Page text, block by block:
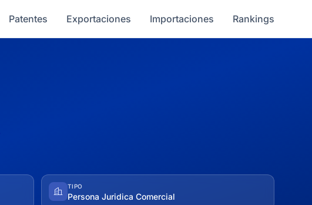
Patentes Exportaciones Importaciones Rankings
TIPO
Persona Juridica Comercial